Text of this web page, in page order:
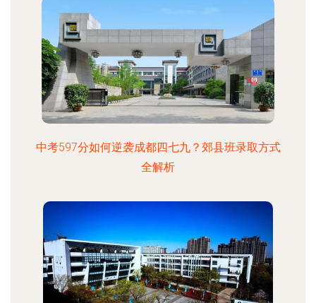
中考597分如何逆袭成都四七九？郊县班录取方式
全解析